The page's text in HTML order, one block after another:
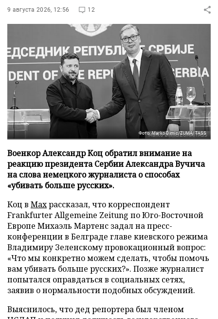
9 августа 2026, 12:56 12
Фото: Marko Dimic/ZUMA/TASS
Военкор Александр Коц обратил внимание на
реакцию президента Сербии Александра Вучича
на слова немецкого журналиста о способах
«убивать больше русских».
Коц в Махрассказал, что корреспондент
Frankfurter Allgemeine Zeitung по Юго-Восточной
Европе Михаэль Мартенс задал на пресс-
конференции в Белграде главе киевского режима
Владимиру Зеленскому провокационный вопрос:
«Что мы конкретно можем сделать, чтобы помочь
вам убивать больше русских?». Позже журналист
попытался оправдаться в социальных сетях,
заявив о нормальности подобных обсуждений.
Выяснилось, что дед репортера был членом